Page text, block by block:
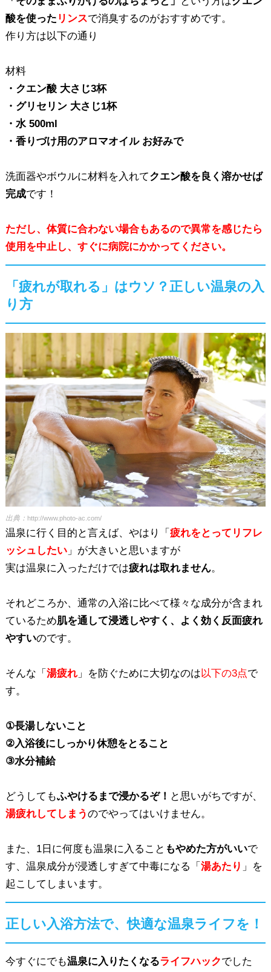
酸を使った リンスで消臭するのがおすすめです。
作り方は以下の通り
材料
・クエン酸 大さじ3杯
・グリセリン 大さじ1杯
・水 500ml
・香りづけ用のアロマオイル お好みで
洗面器やボウルに材料を入れてクエン酸を良く溶かせば
完成です！
ただし、体質に合わない場合もあるので異常を感じたら
使用を中止し、すぐに病院にかかってください。
「疲れが取れる」はウソ？正しい温泉の入
り方
出典： http://www.photo-ac.com/
温泉に行く目的と言えば、やはり「 疲れをとってリフレ
ッシュしたい」が大きいと思いますが
実は温泉に入っただけでは疲れは取れません。
それどころか、通常の入浴に比べて様々な成分が含まれ
ているため肌を通して浸透しやすく、よく効く反面疲れ
やすいのです。
そんな「 湯疲れ」を防ぐために大切なのは以下の3点で
す。
①長湯しないこと
②入浴後にしっかり休憩をとること
③水分補給
どうしてもふやけるまで浸かるぞ！ と思いがちですが、
湯疲れしてしまうのでやってはいけません。
また、1日に何度も温泉に入ること もやめた方がいいで
す、温泉成分が浸透しすぎて中毒になる「 湯あたり 」を
起こしてしまいます。
正しい入浴方法で、快適な温泉ライフを！
今すぐにでも温泉に入りたくなるライフハックでした